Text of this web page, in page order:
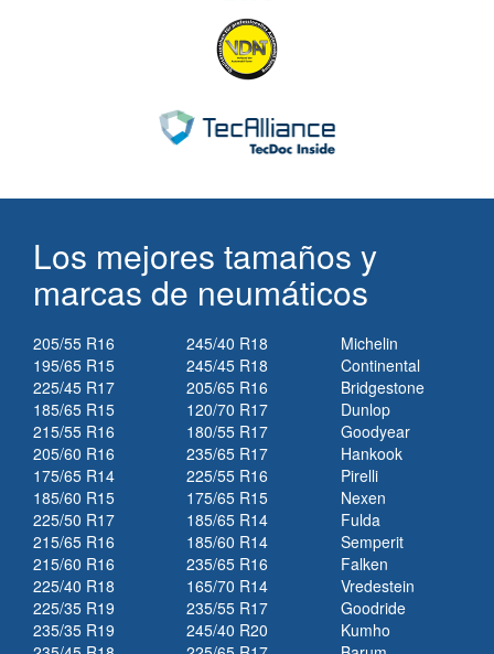
Los mejores tamaños y
marcas de neumáticos
205/55 R16
195/65 R15
225/45 R17
185/65 R15
215/55 R16
205/60 R16
175/65 R14
185/60 R15
225/50 R17
215/65 R16
215/60 R16
225/40 R18
225/35 R19
235/35 R19
245/40 R18
245/45 R18
205/65 R16
120/70 R17
180/55 R17
235/65 R17
225/55 R16
175/65 R15
185/65 R14
185/60 R14
235/65 R16
165/70 R14
235/55 R17
245/40 R20
Michelin
Continental
Bridgestone
Dunlop
Goodyear
Hankook
Pirelli
Nexen
Fulda
Semperit
Falken
Vredestein
Goodride
Kumho